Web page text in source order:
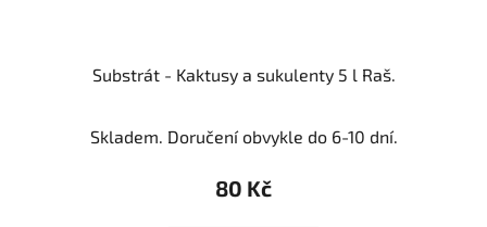
Substrát - Kaktusy a sukulenty 5 l Raš.
Skladem. Doručení obvykle do 6-10 dní.
80 Kč